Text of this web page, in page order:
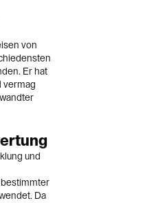
von
Er hat
vermag
und
Da